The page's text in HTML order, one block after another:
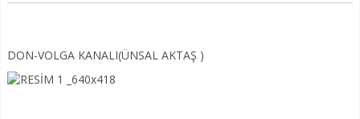
DON-VOLGA KANALI(ÜNSAL AKTAŞ )